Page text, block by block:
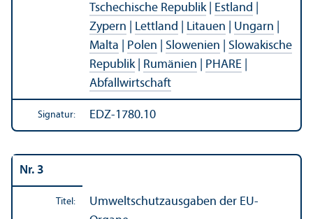
Tschechische Republik| Estland
Zypern
Lettland Litauen Ungarn
Malta
Polen Slowenien
Slowakische
Republik| Rumänien PHARE
Abfallwirtschaft
Signatur: EDZ-1780.10
Nr. 3
Titel:
Umweltschutz­ausgaben der EU-